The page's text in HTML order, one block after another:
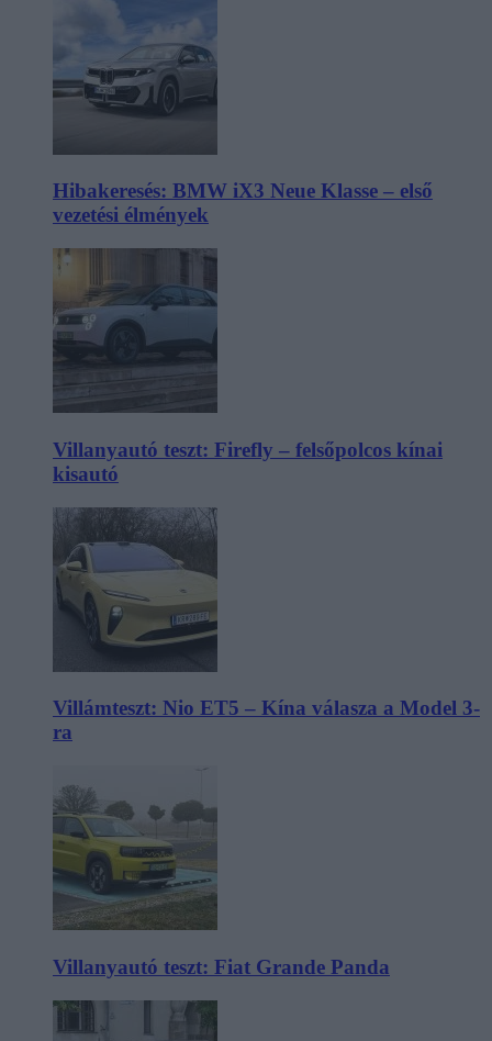
Hibakeresés: BMW iX3 Neue Klasse – első
vezetési élmények
Villanyautó teszt: Firefly – felsőpolcos kínai
kisautó
Villámteszt: Nio ET5 – Kína válasza a Model 3-
ra
Villanyautó teszt: Fiat Grande Panda